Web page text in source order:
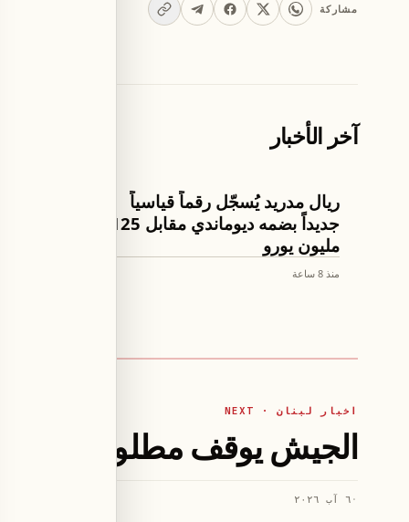
مشاركة
آخر الأخبار
كرة القدم
ريال مدريد يُسجّل رقماً قياسياً
جديداً بضمه ديوماندي مقابل 125
مليون يورو
منذ 8 ساعة
اخبار لبنان · NEXT
الجيش يوقف مطلوبين في
· ٦ آب ٢٠٢٦